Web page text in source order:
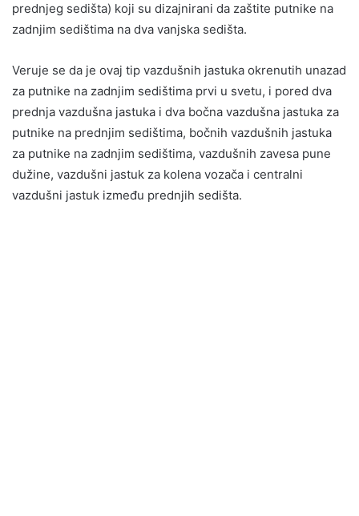
prednjeg sedišta) koji su dizajnirani da zaštite putnike na
zadnjim sedištima na dva vanjska sedišta.
Veruje se da je ovaj tip vazdušnih jastuka okrenutih unazad
za putnike na zadnjim sedištima prvi u svetu, i pored dva
prednja vazdušna jastuka i dva bočna vazdušna jastuka za
putnike na prednjim sedištima, bočnih vazdušnih jastuka
za putnike na zadnjim sedištima, vazdušnih zavesa pune
dužine, vazdušni jastuk za kolena vozača i centralni
vazdušni jastuk između prednjih sedišta.